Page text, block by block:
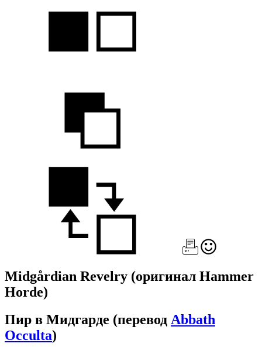
Midgårdian Revelry (оригинал Hammer
Horde)
Пир в Мидгарде (перевод Abbath
Occulta)